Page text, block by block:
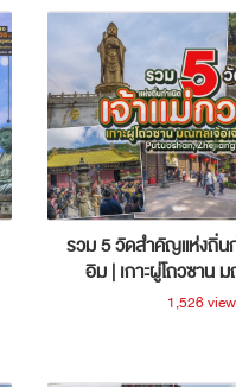
รวม 5 วัดสำคัญแห่งถิ่น
อิม | เกาะผู่โถวซาน
ประเทศ
1,526